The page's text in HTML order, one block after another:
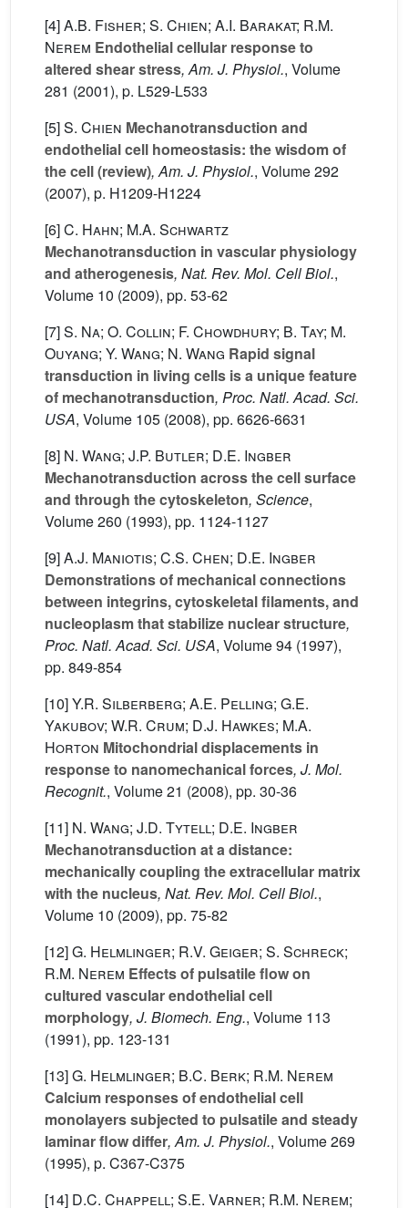
[4]A.B. Fisher; S. Chien; A.I. Barakat; R.M.
Nerem Endothelial cellular response to
altered shear stress, Am. J. Physiol., Volume
281 (2001), p. L529-L533
[5]S. Chien Mechanotransduction and
endothelial cell homeostasis: the wisdom of
the cell (review), Am. J. Physiol., Volume 292
(2007), p. H1209-H1224
[6]C. Hahn; M.A. Schwartz
Mechanotransduction in vascular physiology
and atherogenesis, Nat. Rev. Mol. Cell Biol.,
Volume 10 (2009), pp. 53-62
[7]S. Na; O. Collin; F. Chowdhury; B. Tay; M.
Ouyang; Y. Wang; N. Wang Rapid signal
transduction in living cells is a unique feature
of mechanotransduction, Proc. Natl. Acad. Sci.
USA, Volume 105 (2008), pp. 6626-6631
[8] N. Wang; J.P. Butler; D.E. Ingber
Mechanotransduction across the cell surface
and through the cytoskeleton, Science,
Volume 260 (1993), pp. 1124-1127
[9]A.J. Maniotis; C.S. Chen; D.E. Ingber
Demonstrations of mechanical connections
between integrins, cytoskeletal filaments, and
nucleoplasm that stabilize nuclear structure,
Proc. Natl. Acad. Sci. USA, Volume 94 (1997),
pp. 849-854
[10]Y.R. Silberberg; A.E. Pelling; G.E.
Yakubov; W.R. Crum; D.J. Hawkes; M.A.
Horton Mitochondrial displacements in
response to nanomechanical forces, J. Mol.
Recognit., Volume 21 (2008), pp. 30-36
[11] N. Wang; J.D. Tytell; D.E. Ingber
Mechanotransduction at a distance:
mechanically coupling the extracellular matrix
with the nucleus, Nat. Rev. Mol. Cell Biol.,
Volume 10 (2009), pp. 75-82
[12]G. Helmlinger; R.V. Geiger; S. Schreck;
R.M. Nerem Effects of pulsatile flow on
cultured vascular endothelial cell
morphology, J. Biomech. Eng., Volume 113
(1991), pp. 123-131
[13]G. Helmlinger; B.C. Berk; R.M. Nerem
Calcium responses of endothelial cell
monolayers subjected to pulsatile and steady
laminar flow differ, Am. J. Physiol., Volume 269
(1995), p. C367-C375
[14] D.C. Chappell; S.E. Varner; R.M. Nerem;